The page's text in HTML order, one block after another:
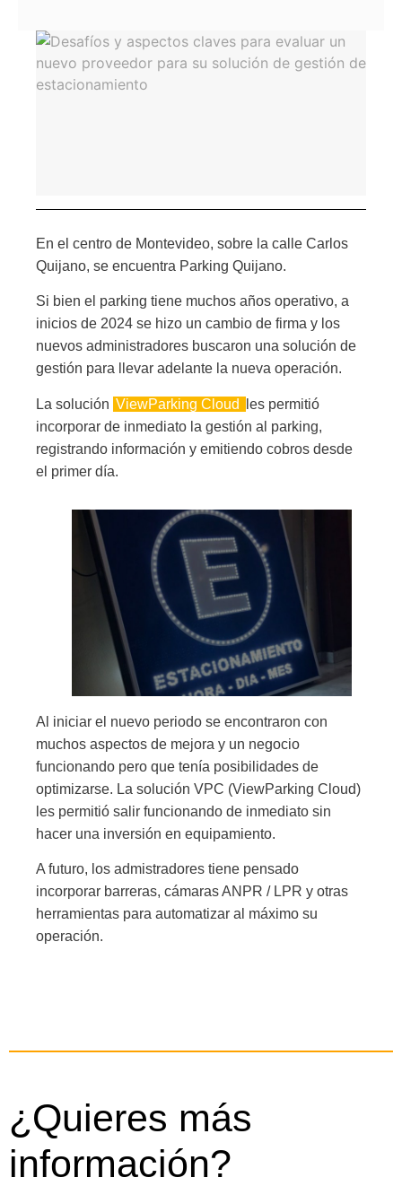
En el centro de Montevideo, sobre la calle Carlos
Quijano, se encuentra Parking Quijano.
Si bien el parking tiene muchos años operativo, a
inicios de 2024 se hizo un cambio de firma y los
nuevos administradores buscaron una solución de
gestión para llevar adelante la nueva operación.
La solución ViewParking Cloud
les permitió
incorporar de inmediato la gestión al parking,
registrando información y emitiendo cobros desde
el primer día.
Al iniciar el nuevo periodo se encontraron con
muchos aspectos de mejora y un negocio
funcionando pero que tenía posibilidades de
optimizarse. La solución VPC (ViewParking Cloud)
les permitió salir funcionando de inmediato sin
hacer una inversión en equipamiento.
A futuro, los admistradores tiene pensado
incorporar barreras, cámaras ANPR / LPR y otras
herramientas para automatizar al máximo su
operación.
¿Quieres más
información?